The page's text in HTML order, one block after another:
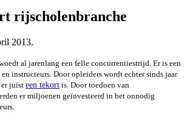
rijscholenbranche
2013.
al jarenlang een felle concurrentiestrijd. Er is een
instructeurs. Door opleiders wordt echter sinds jaar
er juist een tekort is. Door toedoen van
er miljoenen geïnvesteerd in het onnodig